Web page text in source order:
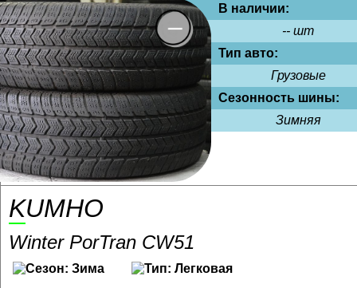
В наличии:
-- шт
Тип авто:
Грузовые
Сезонность шины:
Зимняя
KUMHO
Winter PorTran CW51